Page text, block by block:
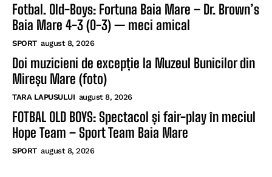
Fotbal. Old-Boys: Fortuna Baia Mare – Dr. Brown’s
Baia Mare 4-3 (0-3) — meci amical
SPORT august 8, 2026
Doi muzicieni de excepție la Muzeul Bunicilor din
Mireșu Mare (foto)
TARA LAPUSULUI august 8, 2026
FOTBAL OLD BOYS: Spectacol și fair-play în meciul
Hope Team – Sport Team Baia Mare
SPORT august 8, 2026